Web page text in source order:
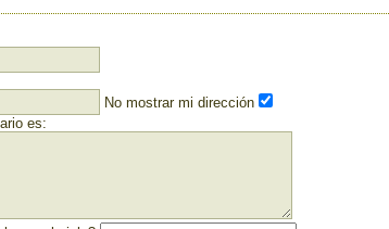
No mostrar mi dirección
es: